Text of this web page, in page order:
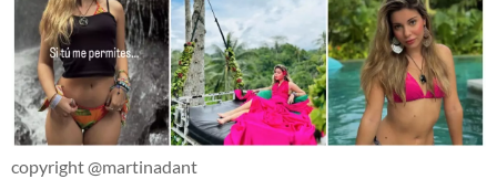
copyright @martinadant